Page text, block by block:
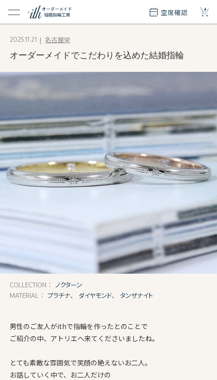
オーダーメイド
結婚指輪工房
空席確認 +
メイド
問
2025.11.21 名古屋栄
オーダーメイドでこだわりを込めた結婚指輪
COLLECTION： ノクターン
MATERIAL： プラチナ、 ダイヤモンド、 タンザナイト
男性のご友人がithで指輪を作ったとのことで
ご紹介の中、アトリエへ来てくださいましたね。
とても素敵な雰囲気で笑顔の絶えないお二人。
お話していく中で、お二人だけの